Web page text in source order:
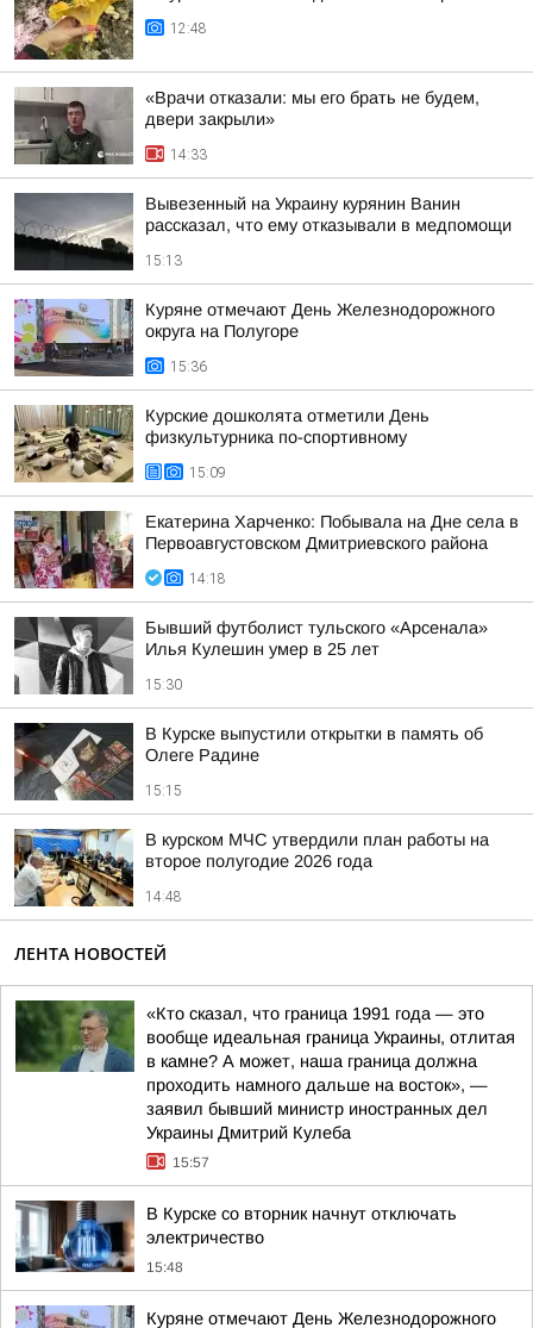
12:48
«Врачи отказали: мы его брать не будем,
двери закрыли»
14:33
Вывезенный на Украину курянин Ванин
рассказал, что ему отказывали в медпомощи
15:13
Куряне отмечают День Железнодорожного
округа на Полугоре
15:36
Курские дошколята отметили День
физкультурника по-спортивному
15:09
Екатерина Харченко: Побывала на Дне села в
Первоавгустовском Дмитриевского района
14:18
Бывший футболист тульского «Арсенала»
Илья Кулешин умер в 25 лет
15:30
В Курске выпустили открытки в память об
Олеге Радине
15:15
В курском МЧС утвердили план работы на
второе полугодие 2026 года
14:48
ЛЕНТА НОВОСТЕЙ
«Кто сказал, что граница 1991 года — это
вообще идеальная граница Украины, отлитая
в камне? А может, наша граница должна
проходить намного дальше на восток», —
заявил бывший министр иностранных дел
Украины Дмитрий Кулеба
15:57
В Курске со вторник начнут отключать
электричество
15:48
Куряне отмечают День Железнодорожного